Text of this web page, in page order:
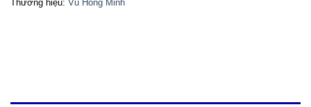
Thương hiệu: Vũ Hồng Minh